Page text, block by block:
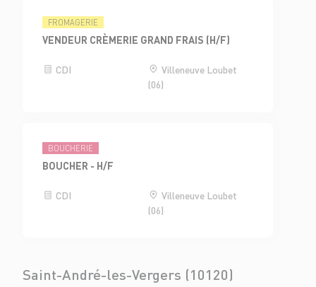
FROMAGERIE
VENDEUR CRÈMERIE GRAND FRAIS (H/F)
CDI
Villeneuve Loubet
(06)
BOUCHERIE
BOUCHER - H/F
CDI
Villeneuve Loubet
(06)
Saint-André-les-Vergers (10120)